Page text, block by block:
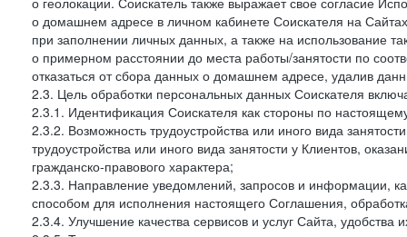
о домашнем адресе в личном кабинете Соискателя на
при заполнении личных данных, а также на использование
о примерном расстоянии до места работы/занятости по
отказаться от сбора данных о домашнем адресе, удалив
2.3. Цель обработки персональных данных Соискателя
2.3.1. Идентификация Соискателя как стороны по
2.3.2. Возможность трудоустройства или иного вида
трудоустройства или иного вида занятости у Клиентов,
гражданско-правового характера;
2.3.3. Направление уведомлений, запросов и информации,
способом для исполнения настоящего Соглашения,
2.3.4. Улучшение качества сервисов и услуг Сайта, удобства